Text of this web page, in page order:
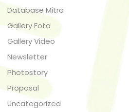
Database Mitra
Gallery Foto
Gallery Video
Newsletter
Photostory
Proposal
Uncategorized